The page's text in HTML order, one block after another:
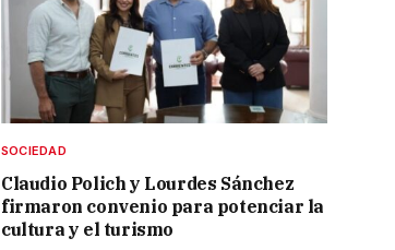
SOCIEDAD
Claudio Polich y Lourdes Sánchez
firmaron convenio para potenciar la
cultura y el turismo